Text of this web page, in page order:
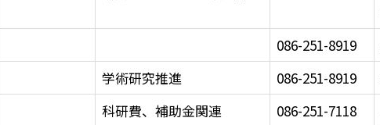
086-251-8919
学術研究推進 086-251-8919
科研費、補助金関連
086-251-7118